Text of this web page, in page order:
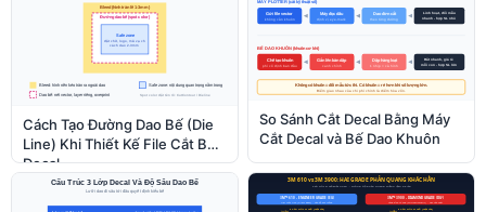
Cách Tạo Đường Dao Bế (Die
Line) Khi Thiết Kế File Cắt Bế
Decal
So Sánh Cắt Decal Bằng Máy
Cắt Decal và Bế Dao Khuôn